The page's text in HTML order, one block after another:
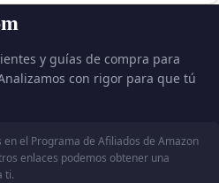
y guías de compra para
con rigor para que tú
en el Programa de Afiliados de Amazon
enlaces podemos obtener una
ti.